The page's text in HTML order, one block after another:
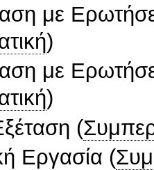
με
)
με
)
(
Εργασία (